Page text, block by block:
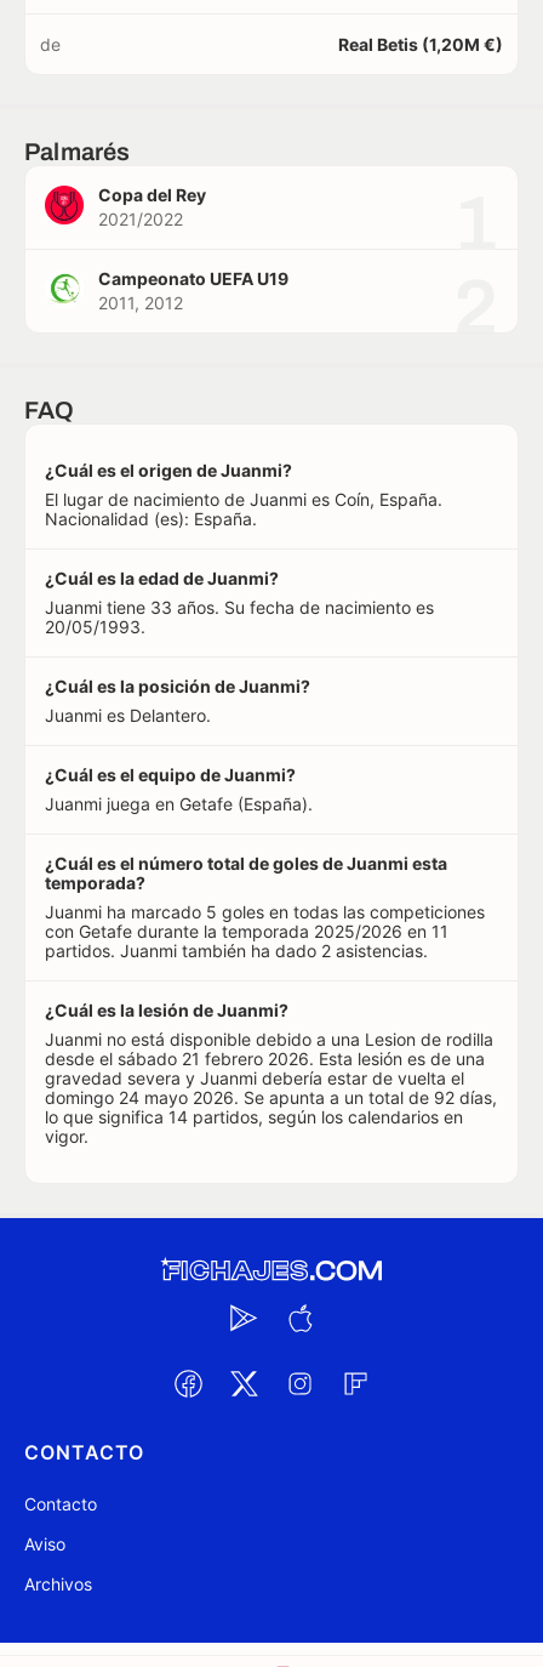
de Real Betis (1,20M €)
Palmarés
Copa del Rey
2021/2022
Campeonato UEFA U19
2011, 2012
FAQ
¿Cuál es el origen de Juanmi?
El lugar de nacimiento de Juanmi es Coín, España.
Nacionalidad (es): España.
¿Cuál es la edad de Juanmi?
Juanmi tiene 33 años. Su fecha de nacimiento es
20/05/1993.
¿Cuál es la posición de Juanmi?
Juanmi es Delantero.
¿Cuál es el equipo de Juanmi?
Juanmi juega en Getafe (España).
¿Cuál es el número total de goles de Juanmi esta
temporada?
Juanmi ha marcado 5 goles en todas las competiciones
con Getafe durante la temporada 2025/2026 en 11
partidos. Juanmi también ha dado 2 asistencias.
¿Cuál es la lesión de Juanmi?
Juanmi no está disponible debido a una Lesion de rodilla
desde el sábado 21 febrero 2026. Esta lesión es de una
gravedad severa y Juanmi debería estar de vuelta el
domingo 24 mayo 2026. Se apunta a un total de 92 días,
lo que significa 14 partidos, según los calendarios en
vigor.
CONTACTO
Contacto
Aviso
Archivos